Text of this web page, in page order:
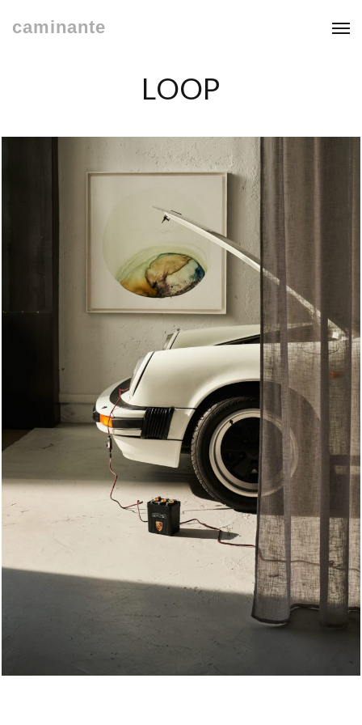
caminante
LOOP